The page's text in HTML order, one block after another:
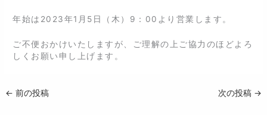
年始は2023年1月5日（木）9：00より営業します。
ご不便おかけいたしますが、ご理解の上ご協力のほどよろ
しくお願い申し上げます。
← 前の投稿 次の投稿 →